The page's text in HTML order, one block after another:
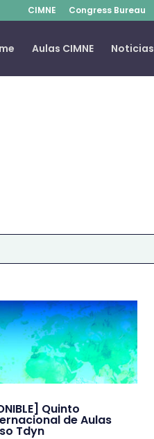
CIMNE Congress Bureau
Aulas CIMNE Noticias
Quinto
de Aulas
Tdyn